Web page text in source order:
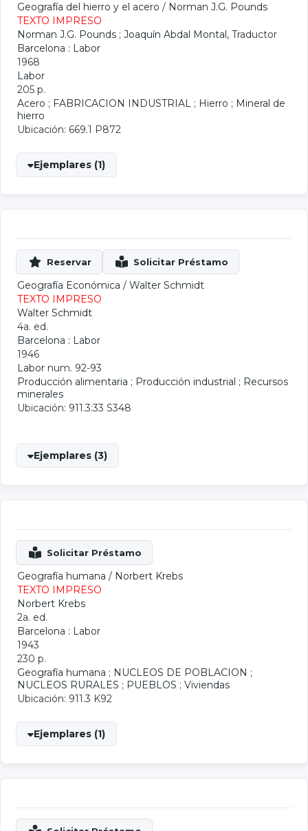
Geografía del hierro y el acero / Norman J.G. Pounds
TEXTO IMPRESO
Norman J.G. Pounds ; Joaquín Abdal Montal, Traductor
Barcelona : Labor
1968
Labor
205 p.
Acero ; FABRICACION INDUSTRIAL ; Hierro ; Mineral de
hierro
Ubicación: 669.1 P872
Ejemplares (1)
Geografía Económica / Walter Schmidt
TEXTO IMPRESO
Walter Schmidt
4a. ed.
Barcelona : Labor
1946
Labor num. 92-93
Producción alimentaria ; Producción industrial ; Recursos
minerales
Ubicación: 911.3:33 S348
Ejemplares (3)
Geografía humana / Norbert Krebs
TEXTO IMPRESO
Norbert Krebs
2a. ed.
Barcelona : Labor
1943
230 p.
Geografía humana ; NUCLEOS DE POBLACION ;
NUCLEOS RURALES ; PUEBLOS ; Viviendas
Ubicación: 911.3 K92
Ejemplares (1)